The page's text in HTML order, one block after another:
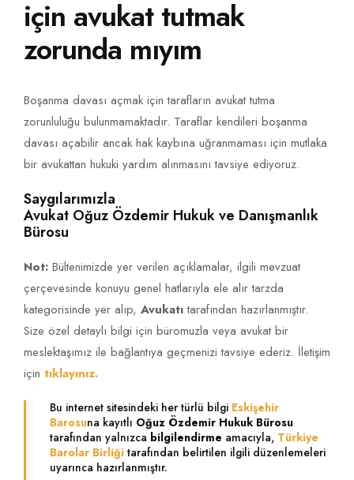
için avukat tutmak
zorunda mıyım
Boşanma davası açmak için tarafların avukat tutma
zorunluluğu bulunmamaktadır. Taraflar kendileri boşanma
davası açabilir ancak hak kaybına uğranmaması için mutlaka
bir avukattan hukuki yardım alınmasını tavsiye ediyoruz.
Saygılarımızla
Avukat Oğuz Özdemir Hukuk ve Danışmanlık
Bürosu
Not: Bültenimizde yer verilen açıklamalar, ilgili mevzuat
çerçevesinde konuyu genel hatlarıyla ele alır tarzda
kategorisinde yer alıp, Avukatıtarafından hazırlanmıştır.
Size özel detaylı bilgi için büromuzla veya avukat bir
meslektaşımız ile bağlantıya geçmenizi tavsiye ederiz. İletişim
için tıklayınız.
Bu internet sitesindeki her türlü bilgi Eskişehir
Barosuna kayıtlı Oğuz Özdemir Hukuk Bürosu
tarafından yalnızca bilgilendirme amacıyla, Türkiye
Barolar Birliği tarafından belirtilen ilgili düzenlemeleri
uyarınca hazırlanmıştır.